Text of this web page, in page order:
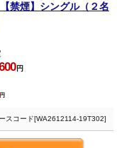
禁煙】シングル（２名
円
円
スコード[WA2612114-19T302]